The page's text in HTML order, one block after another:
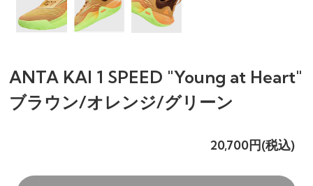
ANTA KAI 1 SPEED "Young at Heart"
ブラウン/オレンジ/グリーン
20,700円(税込)